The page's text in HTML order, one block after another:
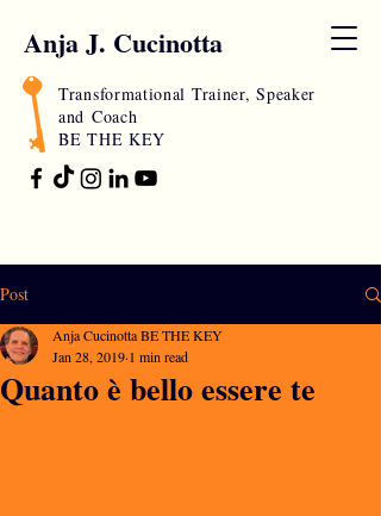
Anja J. Cucinotta
Transformational Trainer, Speaker
and Coach
BE THE KEY
Post
Quanto è bello essere te
Anja Cucinotta BE THE KEY
Jan 28, 2019 1 min read